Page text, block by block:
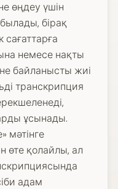
өңдеу үшін
бірақ
сағаттарға
немесе нақты
байланысты жиі
транскрипция
ұсынады.
мәтінге
өте қолайлы, ал
адам